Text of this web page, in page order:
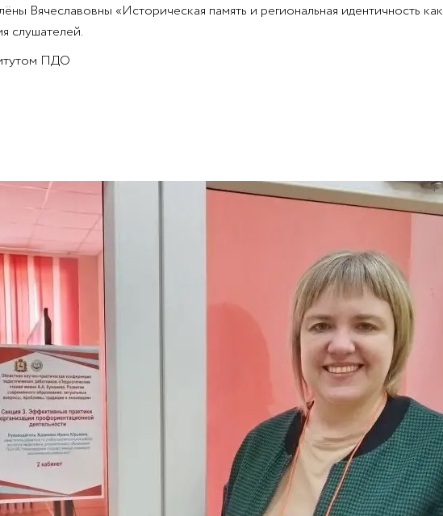
Вячеславовны «Историческая память и региональная идентичность
слушателей.
ПДО